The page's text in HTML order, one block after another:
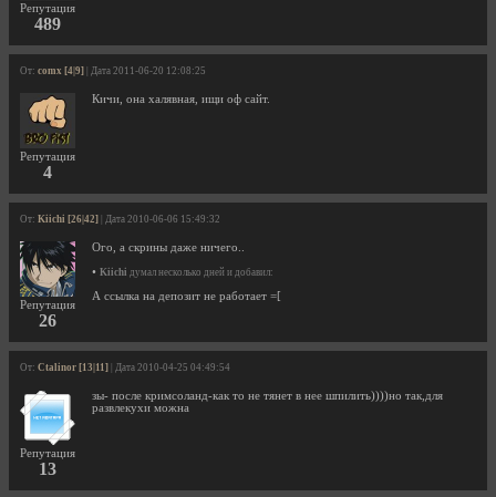
Репутация
489
От: comx [4|9] | Дата 2011-06-20 12:08:25
Репутация
4
Кичи, она халявная, ищи оф сайт.
От: Kiichi [26|42] | Дата 2010-06-06 15:49:32
Репутация
26
Ого, а скрины даже ничего..
• Kiichi думал несколько дней и добавил:
А ссылка на депозит не работает =[
От: Ctalinor [13|11] | Дата 2010-04-25 04:49:54
Репутация
13
зы- после кримсоланд-как то не тянет в нее шпилить))))но так,для
развлекухи можна